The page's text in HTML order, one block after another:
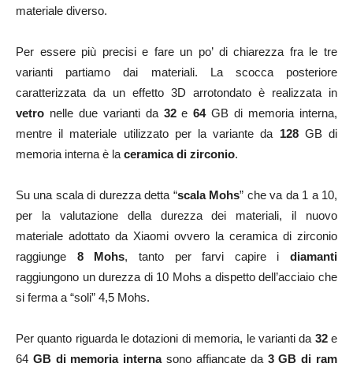
materiale diverso.
Per essere più precisi e fare un po’ di chiarezza fra le tre
varianti partiamo dai materiali. La scocca posteriore
caratterizzata da un effetto 3D arrotondato è realizzata in
vetro nelle due varianti da 32e64GB di memoria interna,
mentre il materiale utilizzato per la variante da 128GB di
memoria interna è la ceramica di zirconio.
Su una scala di durezza detta “scala Mohs” che va da 1 a 10,
per la valutazione della durezza dei materiali, il nuovo
materiale adottato da Xiaomi ovvero la ceramica di zirconio
raggiunge 8 Mohs, tanto per farvi capire i diamanti
raggiungono un durezza di 10 Mohs a dispetto dell’acciaio che
si ferma a “soli” 4,5 Mohs.
Per quanto riguarda le dotazioni di memoria, le varianti da 32e
64 GB di memoria internasono affiancate da 3 GB di ram